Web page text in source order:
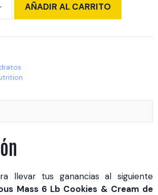
Serious
6
Cookies
&
(OPT6606)
AÑADIR AL CARRITO
llevar tus ganancias al siguiente
Mass 6 Lb Cookies & Cream de